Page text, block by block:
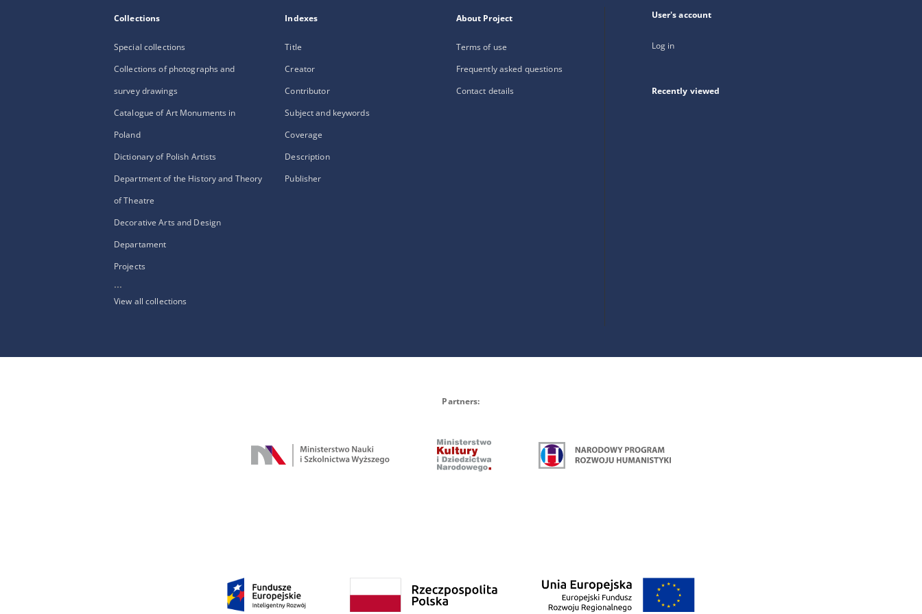
Collections
Special collections
Collections of photographs and
survey drawings
Catalogue of Art Monuments in
Poland
Dictionary of Polish Artists
Department of the History and Theory
of Theatre
Decorative Arts and Design
Departament
Projects
...
View all collections
Indexes
Title
Creator
Contributor
Subject and keywords
Coverage
Description
Publisher
About Project
Terms of use
Frequently asked questions
Contact details
User's account
Log in
Recently viewed
Partners: